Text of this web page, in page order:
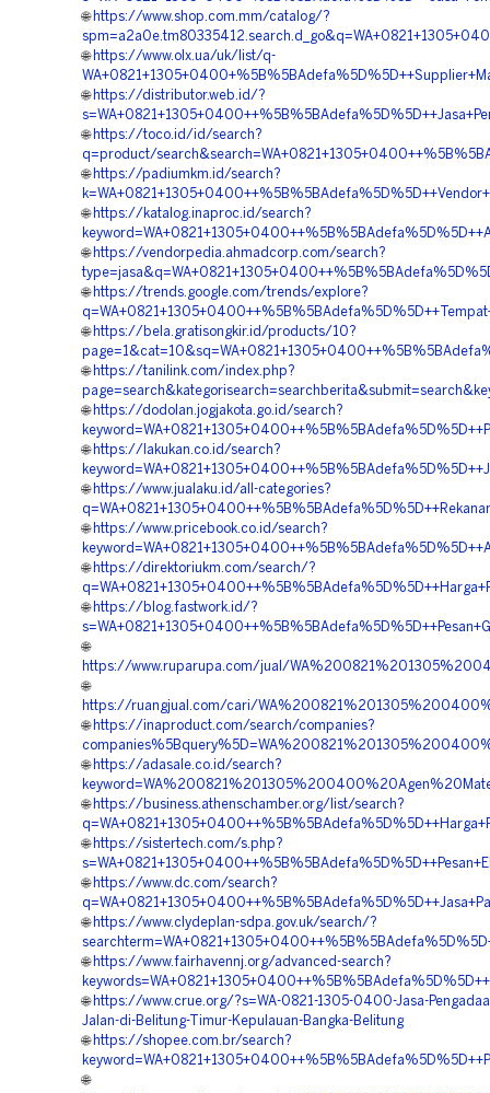
🌐 https://www.shop.com.mm/catalog/?
🌐 https://www.olx.ua/uk/list/q-
🌐 https://distributor.web.id/?
🌐 https://toco.id/id/search?
q=product/
🌐 https://padiumkm.id/search?
🌐 https://katalog.inaproc.id/search?
🌐 https://vendorpedia.ahmadcorp.com/search?
🌐 https://trends.google.com/trends/explore?
🌐 https://bela.gratisongkir.id/products/10?
🌐 https://tanilink.com/index.php?
🌐 https://dodolan.jogjakota.go.id/search?
🌐 https://lakukan.co.id/search?
🌐 https://www.jualaku.id/all-categories?
🌐 https://www.pricebook.co.id/search?
🌐 https://direktoriukm.com/search/?
🌐 https://blog.fastwork.id/?
🌐
https://www.ruparupa.com/jual/
🌐
https://ruangjual.com/cari/
🌐 https://inaproduct.com/search/companies?
🌐 https://adasale.co.id/search?
🌐 https://business.athenschamber.org/list/search?
🌐 https://sistertech.com/s.php?
🌐 https://www.dc.com/search?
🌐 https://www.clydeplan-sdpa.gov.uk/search/?
🌐 https://www.fairhavennj.org/advanced-search?
🌐 https://www.crue.org/?s=WA-0821-1305-0400-Jasa-
Jalan-di-Belitung-Timur-Kepulauan-Bangka-Belitung
🌐 https://shopee.com.br/search?
🌐